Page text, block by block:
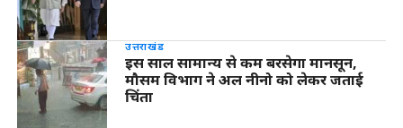
उत्तराखंड
इस साल सामान्य से कम बरसेगा मानसून,
मौसम विभाग ने अल नीनो को लेकर जताई
चिंता